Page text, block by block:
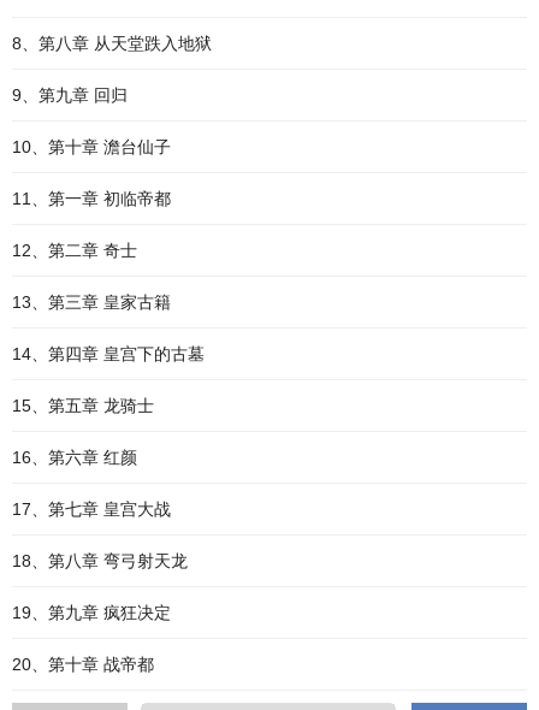
8、第八章 从天堂跌入地狱
9、第九章 回归
10、第十章 澹台仙子
11、第一章 初临帝都
12、第二章 奇士
13、第三章 皇家古籍
14、第四章 皇宫下的古墓
15、第五章 龙骑士
16、第六章 红颜
17、第七章 皇宫大战
18、第八章 弯弓射天龙
19、第九章 疯狂决定
20、第十章 战帝都